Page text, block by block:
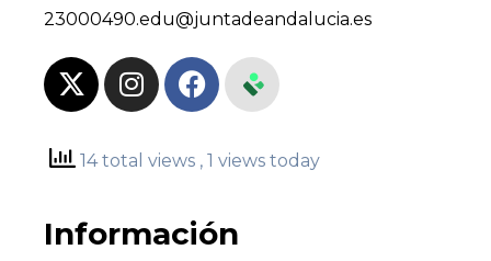
23000490.edu@juntadeandalucia.es
14 total views , 1 views today
Información